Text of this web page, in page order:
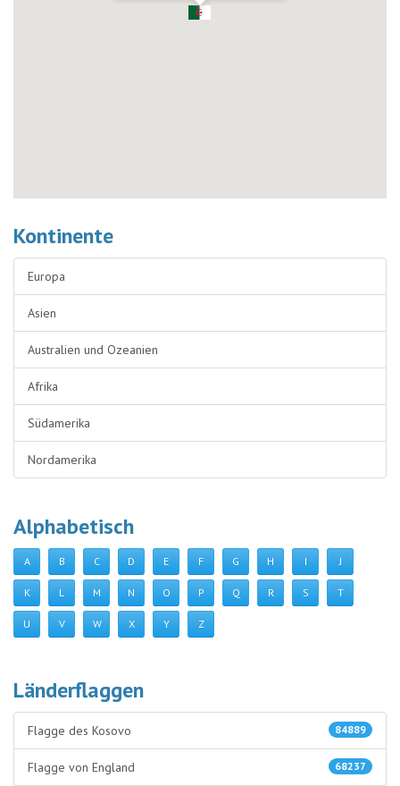
Kontinente
Europa
Asien
Australien und Ozeanien
Afrika
Südamerika
Nordamerika
Alphabetisch
A B C D E F G H I J
K L M N O P Q R S T
U V W X Y Z
Länderflaggen
84889
Flagge des Kosovo
68237
Flagge von England